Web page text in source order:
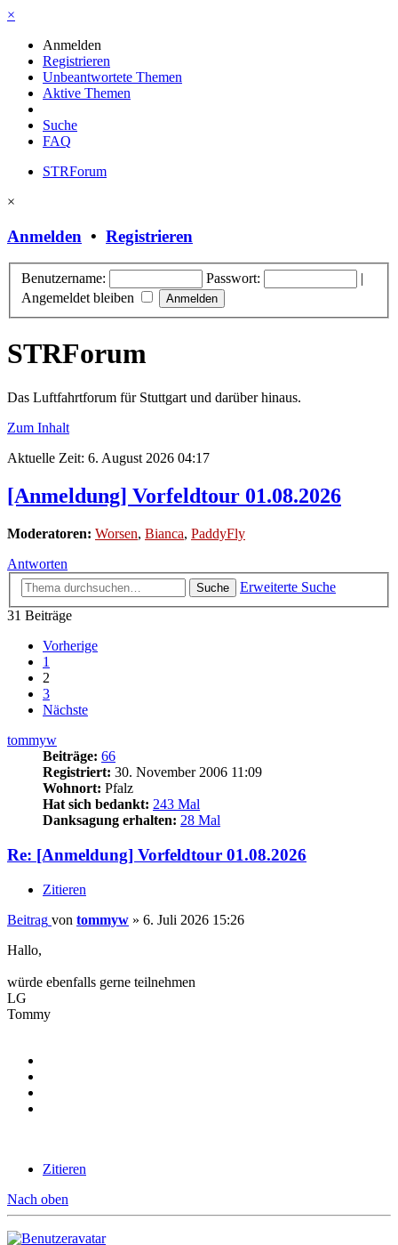
×
Anmelden
Registrieren
Unbeantwortete Themen
Aktive Themen
Suche
FAQ
STRForum
×
Anmelden • Registrieren
Benutzername: Passwort:
|
Angemeldet bleiben
STRForum
Das Luftfahrtforum für Stuttgart und darüber hinaus.
Zum Inhalt
Aktuelle Zeit: 6. August 2026 04:17
[Anmeldung] Vorfeldtour 01.08.2026
Moderatoren: Worsen, Bianca, PaddyFly
Antworten
Suche
Erweiterte Suche
31 Beiträge
Vorherige
1
2
3
Nächste
tommyw
Beiträge: 66
Registriert: 30. November 2006 11:09
Wohnort: Pfalz
Hat sich bedankt: 243 Mal
Danksagung erhalten: 28 Mal
Re: [Anmeldung] Vorfeldtour 01.08.2026
Zitieren
Beitrag von tommyw » 6. Juli 2026 15:26
Hallo,
würde ebenfalls gerne teilnehmen
LG
Tommy
Zitieren
Nach oben